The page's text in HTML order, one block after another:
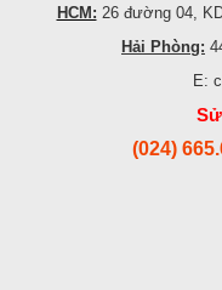
HCM: 26 đường 04,
Hải Phòng:
E:
(024)